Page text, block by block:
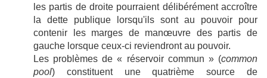
les partis de droite pourraient délibérément accroître
la dette publique lorsqu'ils sont au pouvoir pour
contenir les marges de manœuvre des partis de
gauche lorsque ceux-ci reviendront au pouvoir.
Les problèmes de « réservoir commun » (common
pool) constituent une quatrième source de